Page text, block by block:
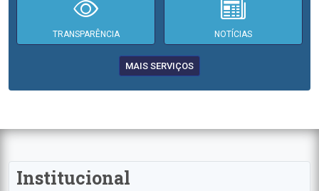
TRANSPARÊNCIA NOTÍCIAS
MAIS SERVIÇOS
Institucional